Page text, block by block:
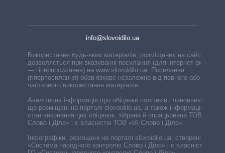
info@slovoidilo.ua
Використання будь-яких матеріалів, розміщених на сайті,
дозволяється при вказуванні посилання (для інтернет-видань
— гіперпосилання) на www.slovoidilo.ua. Посилання
(гіперпосилання) обов’язкове незалежно від повного або
часткового використання матеріалів.
Аналітична інформація про обіцянки політиків і чиновників,
що розміщені на порталі slovoidilo.ua, а також інформація про
стан виконання цих обіцянок, зібрана й опрацьована ТОВ «ІА
Слово і Діло» і є власністю ТОВ «ІА Слово і Діло».
Інфографіки, розміщені на порталі slovoidilo.ua, створені ГО
«Система народного контролю Слово і Діло» і є власністю